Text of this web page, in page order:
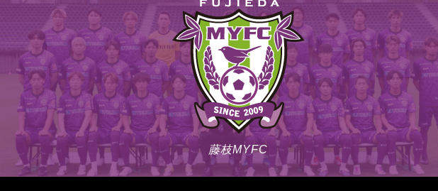
藤枝MYFC